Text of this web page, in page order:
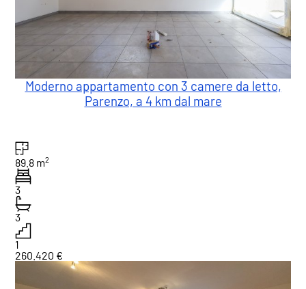
Moderno appartamento con 3 camere da letto,
Parenzo, a 4 km dal mare
89.8 m2
3
3
1
260.420 €